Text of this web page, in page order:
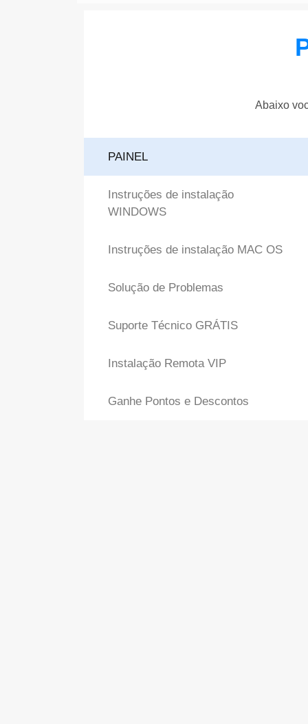
Abaixo
PAINEL
Instruções de instalação
WINDOWS
Instruções de instalação MAC OS
Solução de Problemas
Suporte Técnico GRÁTIS
Instalação Remota VIP
Ganhe Pontos e Descontos